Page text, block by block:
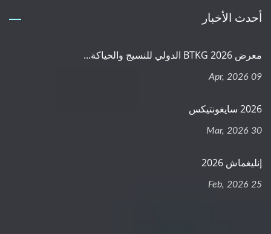
أحدث الأخبار
معرض BTKG 2026 الدولي للنسيج والحياكة...
09 Apr, 2026
2026 سايغونتيكس
30 Mar, 2026
إنليغماش 2026
25 Feb, 2026